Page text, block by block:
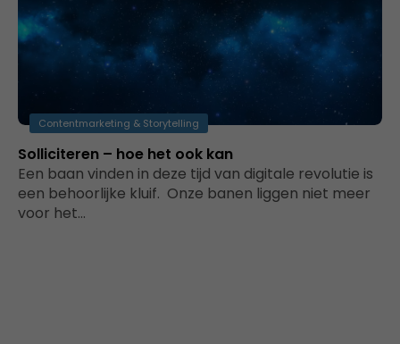
Contentmarketing & Storytelling
Solliciteren – hoe het ook kan
Een baan vinden in deze tijd van digitale revolutie is
een behoorlijke kluif. Onze banen liggen niet meer
voor het…